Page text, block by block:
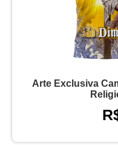
Arte Exclusiva